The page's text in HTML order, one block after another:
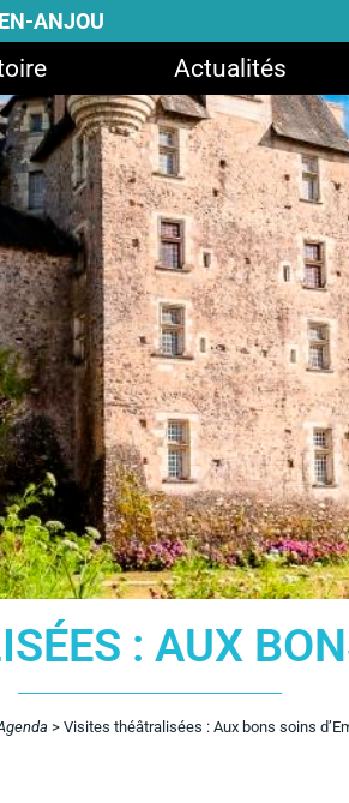
ANJOU
Actualités
: AUX
> Visites théâtralisées : Aux bons soins